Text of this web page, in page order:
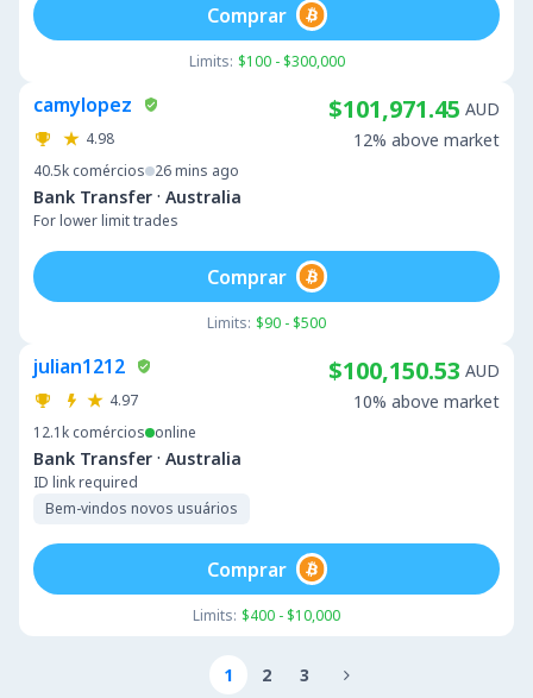
Limits: $100 - $300,000
Comprar
camylopez
4.98
40.5k comércios 26 mins ago
Bank Transfer · Australia
For lower limit trades
$101,971.45 AUD
12% above market
Limits: $90 - $500
Comprar
julian1212
4.97
12.1k comércios online
Bank Transfer · Australia
ID link required
Bem-vindos novos usuários
$100,150.53 AUD
10% above market
Limits: $400 - $10,000
Comprar
1 2 3 